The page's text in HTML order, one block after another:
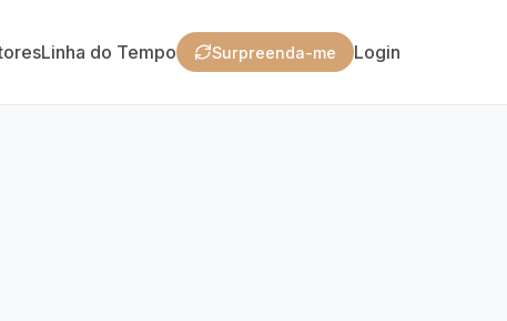
Linha do Tempo Surpreenda-me Login